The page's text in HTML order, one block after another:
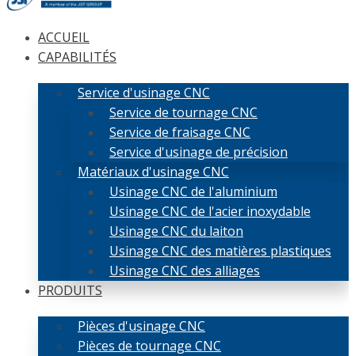
ACCUEIL
CAPABILITÉS
Service d'usinage CNC
Service de tournage CNC
Service de fraisage CNC
Service d'usinage de précision
Matériaux d'usinage CNC
Usinage CNC de l'aluminium
Usinage CNC de l'acier inoxydable
Usinage CNC du laiton
Usinage CNC des matières plastiques
Usinage CNC des alliages
PRODUITS
Pièces d'usinage CNC
Pièces de tournage CNC